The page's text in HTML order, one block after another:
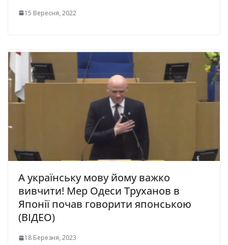
15 Вересня, 2022
А українську мову йому важко
вивчити! Мер Одеси Труханов в
Японії почав говорити японською
(ВІДЕО)
18 Березня, 2023